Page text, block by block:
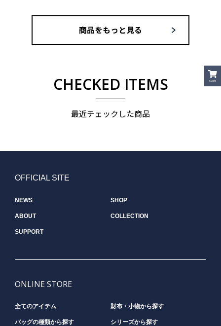
CART
商品をもっと見る
CHECKED ITEMS
最近チェックした商品
OFFICIAL SITE
NEWS SHOP
ABOUT COLLECTION
SUPPORT
ONLINE STORE
全てのアイテム 財布・小物から探す
バッグの種類から探す シリーズから探す